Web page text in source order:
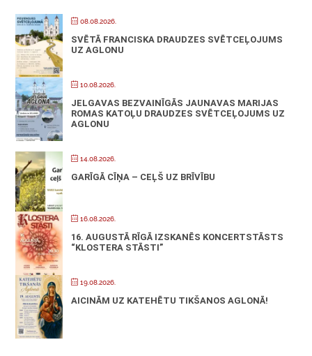
08.08.2026.
SVĒTĀ FRANCISKA DRAUDZES SVĒTCEĻOJUMS
UZ AGLONU
10.08.2026.
JELGAVAS BEZVAINĪGĀS JAUNAVAS MARIJAS
ROMAS KATOĻU DRAUDZES SVĒTCEĻOJUMS UZ
AGLONU
14.08.2026.
GARĪGĀ CĪŅA – CEĻŠ UZ BRĪVĪBU
16.08.2026.
16. AUGUSTĀ RĪGĀ IZSKANĒS KONCERTSTĀSTS
“KLOSTERA STĀSTI”
19.08.2026.
AICINĀM UZ KATEHĒTU TIKŠANOS AGLONĀ!